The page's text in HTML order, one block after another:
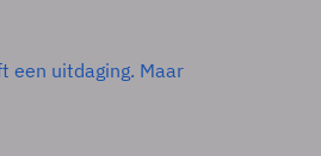
een uitdaging. Maar